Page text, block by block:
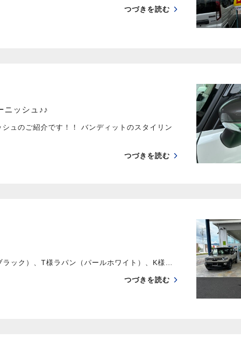
つづきを読む
ニッシュ♪♪
ュのご紹介です！！ バンディットのスタイリン
つづきを読む
ック）、T様ラパン（パールホワイト）、K様…
つづきを読む